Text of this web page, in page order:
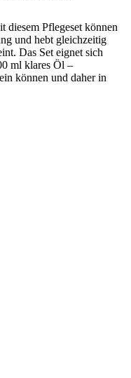
diesem Pflegeset können
und hebt gleichzeitig
Das Set eignet sich
ml klares Öl –
können und daher in